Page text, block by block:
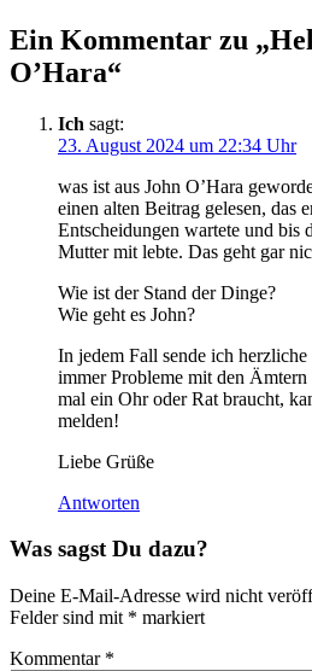
Ein Kommentar zu
O’Hara“
Ich sagt:
23. August 2024 um 22:34 Uhr
was ist aus John O’Hara
einen alten Beitrag gelesen, das
Entscheidungen wartete und bis
Mutter mit lebte. Das geht gar
Wie ist der Stand der Dinge?
Wie geht es John?
In jedem Fall sende ich
immer Probleme mit den Ämtern
mal ein Ohr oder Rat braucht,
melden!
Liebe Grüße
Antworten
Was sagst Du dazu?
Deine E-Mail-Adresse wird nicht
Felder sind mit * markiert
Kommentar *